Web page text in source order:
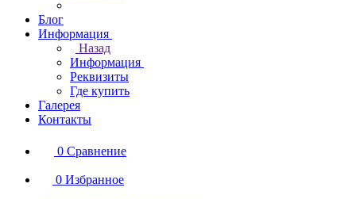
Блог
Информация
Назад
Информация
Реквизиты
Где купить
Галерея
Контакты
0 Сравнение
0 Избранное